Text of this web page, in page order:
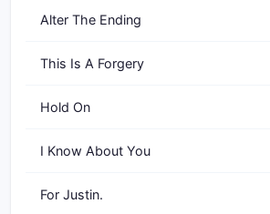
Alter The Ending
This Is A Forgery
Hold On
I Know About You
For Justin.